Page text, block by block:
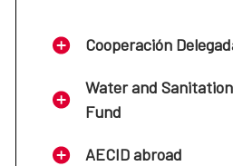
Cooperación
Water and
Fund
AECID abroad